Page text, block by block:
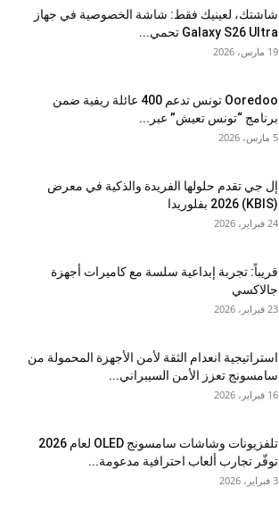
شاشتك، لعينيك فقط: شاشة الخصوصية في جهاز
Galaxy S26 Ultra تحمي...
19 مارس، 2026
Ooredoo تونس تدعم 400 عائلة ريفية ضمن
برنامج “تونس تعيش” عبر...
5 مارس، 2026
إل جي تقدم حلولها الفريدة والذكية في معرض
(KBIS) 2026 بفلوريدا
24 فبراير، 2026
قريباً: تجربة إبداعية سلسة مع كاميرات أجهزة
جالاكسي
23 فبراير، 2026
استراتيجية انعدام الثقة لأمن الأجهزة المحمولة من
سامسونج تعزز الأمن السيبراني...
16 فبراير، 2026
تلفزيونات وشاشات سامسونج OLED لعام 2026
توفّر تجارب ألعاب احترافية مدعومة...
3 فبراير، 2026